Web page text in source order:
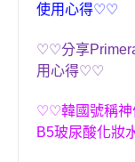
使用心得♡♡
♡♡分享
用心得♡♡
♡♡韓國號稱
B5玻尿酸化妝